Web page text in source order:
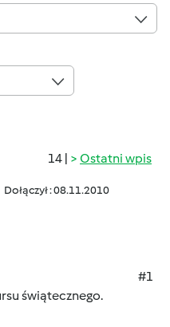
14 | Ostatni wpis
Dołączył : 08.11.2010
#1
świątecznego.